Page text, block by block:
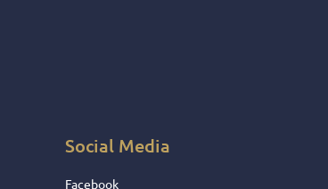
Social Media
Facebook